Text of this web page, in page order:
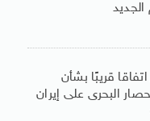
قريبًا بشأن
البحرى على إيران